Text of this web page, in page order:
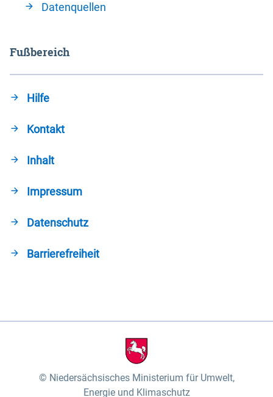
Datenquellen
Fußbereich
Hilfe
Kontakt
Inhalt
Impressum
Datenschutz
Barrierefreiheit
Niedersächsisches Ministerium für Umwelt,
Energie und Klimaschutz